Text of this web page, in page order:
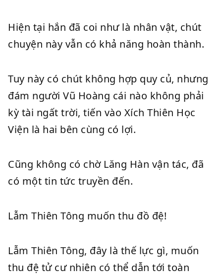
Hiện tại hắn đã coi như là nhân vật, chút
chuyện này vẫn có khả năng hoàn thành.
Tuy này có chút không hợp quy củ, nhưng
đám người Vũ Hoàng cái nào không phải
kỳ tài ngất trời, tiến vào Xích Thiên Học
Viện là hai bên cùng có lợi.
Cũng không có chờ Lăng Hàn vận tác, đã
có một tin tức truyền đến.
Lẫm Thiên Tông muốn thu đồ đệ!
Lẫm Thiên Tông, đây là thế lực gì, muốn
thu đệ tử cư nhiên có thể dẫn tới toàn